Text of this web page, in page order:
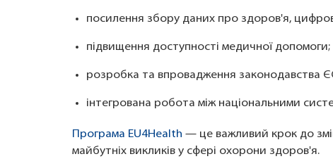
посилення збору даних про здоров'я,
підвищення доступності медичної допомоги;
розробка та впровадження законодавства
інтегрована робота між національними
Програма EU4Health — це важливий крок до
майбутніх викликів у сфері охорони здоров'я.